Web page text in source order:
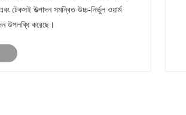
টেকসই উত্পাদন সমন্বিত উচ্চ-নির্ভুল ওয়ার্ম
উপলব্ধি করেছে।